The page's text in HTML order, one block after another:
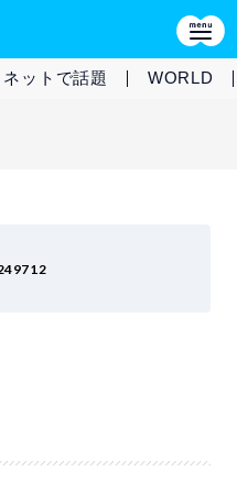
ネットで話題 WORLD